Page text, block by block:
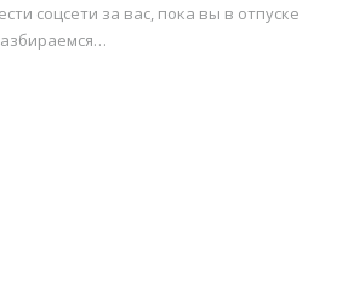
соцсети за вас, пока вы в отпуске